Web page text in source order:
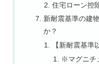
住宅ローン控
新耐震基準の建
か？
【新耐震基準
※マグニチ